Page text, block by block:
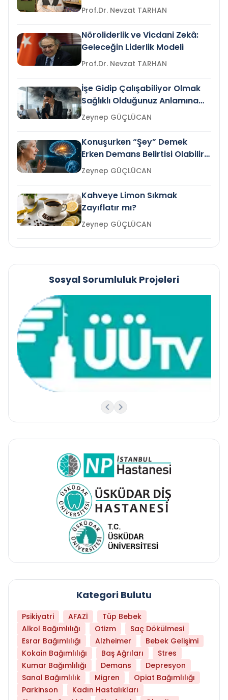
Prof.Dr. Nevzat TARHAN
Nöroliderlik ve Vicdani Zekâ:
Geleceğin Liderlik Modeli
Prof.Dr. Nevzat TARHAN
İşe Gidip Çalışabiliyor Olmak
Sağlıklı Olduğunuz Anlamına
Gelir mi?Zeynep GÜÇLÜCAN
Konuşurken “Şey” Demek
Erken Demans Belirtisi Olabilir
mi?
Zeynep GÜÇLÜCAN
Kahveye Limon Sıkmak
Zayıflatır mı?
Zeynep GÜÇLÜCAN
Sosyal Sorumluluk Projeleri
Kategori Bulutu
Psikiyatri AFAZİ
Tüp Bebek
Alkol Bağımlılığı
Otizm
Saç Dökülmesi
Esrar Bağımlılığı
Alzheimer
Bebek Gelişimi
Kokain Bağımlılığı
Baş Ağrıları
Stres
Kumar Bağımlılığı
Demans
Depresyon
Sanal Bağımlılık
Migren
Opiat Bağımlılığı
Parkinson
Kadın Hastalıkları